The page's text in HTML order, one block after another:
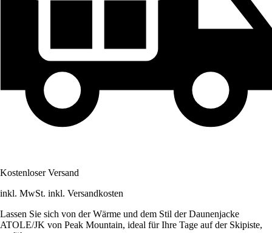
Kostenloser Versand
inkl. MwSt. inkl. Versandkosten
Lassen Sie sich von der Wärme und dem Stil der Daunenjacke
ATOLE/JK von Peak Mountain, ideal für Ihre Tage auf der Skipiste,